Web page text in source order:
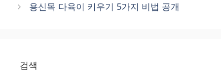
용신목 다육이 키우기 5가지 비법 공개
검색